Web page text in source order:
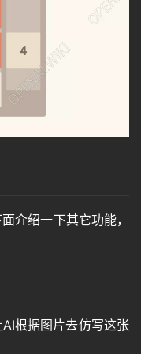
介绍一下其它功能，
根据图片去仿写这张